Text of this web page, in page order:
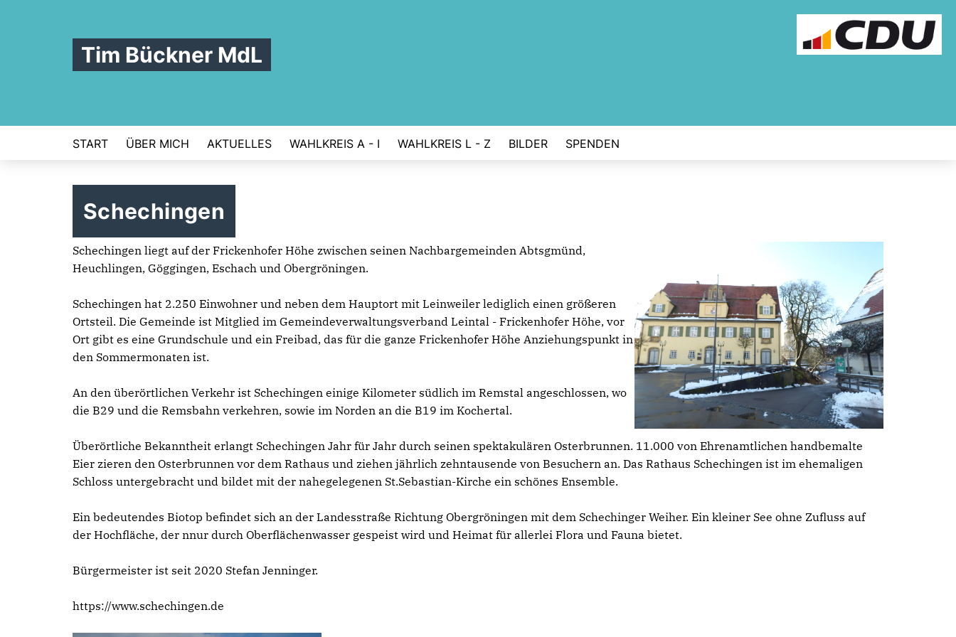
Tim Bückner MdL
START ÜBER MICH AKTUELLES WAHLKREIS A - I WAHLKREIS L - Z BILDER SPENDEN
Schechingen
Schechingen liegt auf der Frickenhofer Höhe zwischen seinen Nachbargemeinden Abtsgmünd,
Heuchlingen, Göggingen, Eschach und Obergröningen.
Schechingen hat 2.250 Einwohner und neben dem Hauptort mit Leinweiler lediglich einen größeren
Ortsteil. Die Gemeinde ist Mitglied im Gemeindeverwaltungsverband Leintal - Frickenhofer Höhe, vor
Ort gibt es eine Grundschule und ein Freibad, das für die ganze Frickenhofer Höhe Anziehungspunkt in
den Sommermonaten ist.
An den überörtlichen Verkehr ist Schechingen einige Kilometer südlich im Remstal angeschlossen, wo
die B29 und die Remsbahn verkehren, sowie im Norden an die B19 im Kochertal.
Überörtliche Bekanntheit erlangt Schechingen Jahr für Jahr durch seinen spektakulären Osterbrunnen. 11.000 von Ehrenamtlichen handbemalte
Eier zieren den Osterbrunnen vor dem Rathaus und ziehen jährlich zehntausende von Besuchern an. Das Rathaus Schechingen ist im ehemaligen
Schloss untergebracht und bildet mit der nahegelegenen St.Sebastian-Kirche ein schönes Ensemble.
Ein bedeutendes Biotop befindet sich an der Landesstraße Richtung Obergröningen mit dem Schechinger Weiher. Ein kleiner See ohne Zufluss auf
der Hochfläche, der nnur durch Oberflächenwasser gespeist wird und Heimat für allerlei Flora und Fauna bietet.
Bürgermeister ist seit 2020 Stefan Jenninger.
https://www.schechingen.de